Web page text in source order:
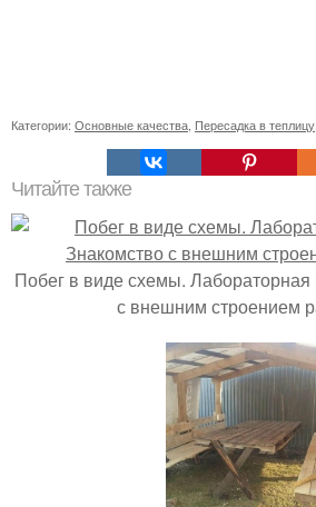
Категории: Основные качества Пересадка в теплицу
Читайте также
Побег в виде схемы. Лабораторная
с внешним строением